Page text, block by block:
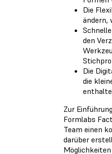
Die
ändern,
den
Die
die
Zur
Formlabs
Team einen
darüber